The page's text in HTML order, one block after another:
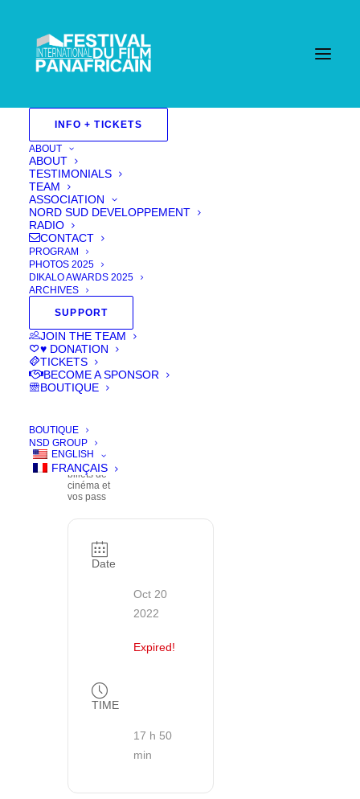
INFO + TICKETS
ABOUT
ABOUT
TESTIMONIALS
TEAM
ASSOCIATION
NORD SUD DEVELOPPEMENT
RADIO
CONTACT
PROGRAM
PHOTOS 2025
DIKALO AWARDS 2025
ARCHIVES
SUPPORT
JOIN THE TEAM
♥ DONATION
TICKETS
BECOME A SPONSOR
BOUTIQUE
BOUTIQUE
NSD GROUP
ENGLISH
FRANÇAIS
Events - Festival International Du Film Pan Africain
Sélection officielle/ Official selection
FOR LIFE
BILLETTERIE
| BUY
YOUR
Achetez vos
billets de
cinéma et
vos pass
Date
Oct 20
2022
Expired!
TIME
17 h 50
min